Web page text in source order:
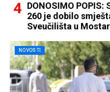
DONOSIMO
260 je dobilo
Sveučilišta u
NOVOSTI